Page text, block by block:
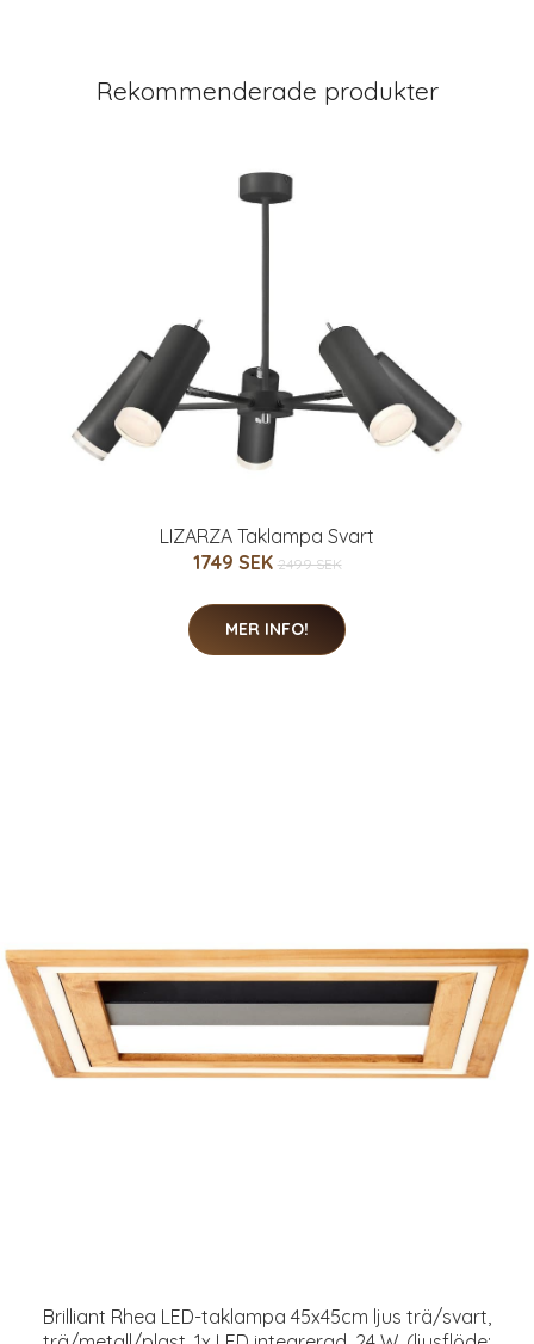
Rekommenderade produkter
LIZARZA Taklampa Svart
1749 SEK 2499 SEK
MER INFO!
Brilliant Rhea LED-taklampa 45x45cm ljus trä/svart,